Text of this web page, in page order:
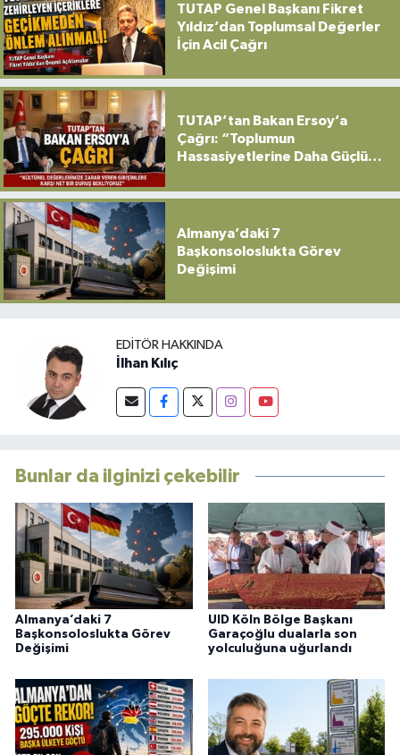
TUTAP Genel Başkanı Fikret
Yıldız’dan Toplumsal Değerler
İçin Acil Çağrı
TUTAP’tan Bakan Ersoy’a
Çağrı: “Toplumun
Hassasiyetlerine Daha Güçlü
Almanya’daki 7
Başkonsoloslukta Görev
Değişimi
EDITÖR HAKKINDA
İlhan Kılıç
Bunlar da ilginizi çekebilir
Almanya’daki 7
Başkonsoloslukta Görev
Değişimi
UID Köln Bölge Başkanı
Garaçoğlu dualarla son
yolculuğuna uğurlandı